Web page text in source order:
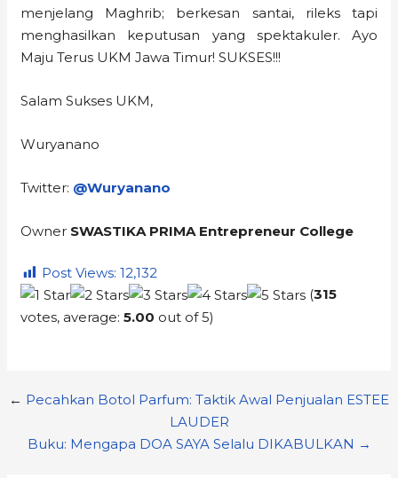
menjelang Maghrib; berkesan santai, rileks tapi
menghasilkan keputusan yang spektakuler. Ayo
Maju Terus UKM Jawa Timur! SUKSES!!!
Salam Sukses UKM,
Wuryanano
Twitter: @Wuryanano
Owner SWASTIKA PRIMA Entrepreneur College
Post Views: 12,132
(315
votes, average:5.00 out of 5)
← Pecahkan Botol Parfum: Taktik Awal Penjualan ESTEE
LAUDER
Buku: Mengapa DOA SAYA Selalu DIKABULKAN →